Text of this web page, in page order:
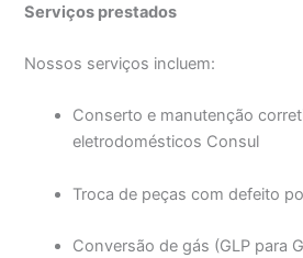
Serviços prestados
Nossos serviços incluem:
Conserto e manutenção
eletrodomésticos Consul
Troca de peças com defeito
Conversão de gás (GLP para